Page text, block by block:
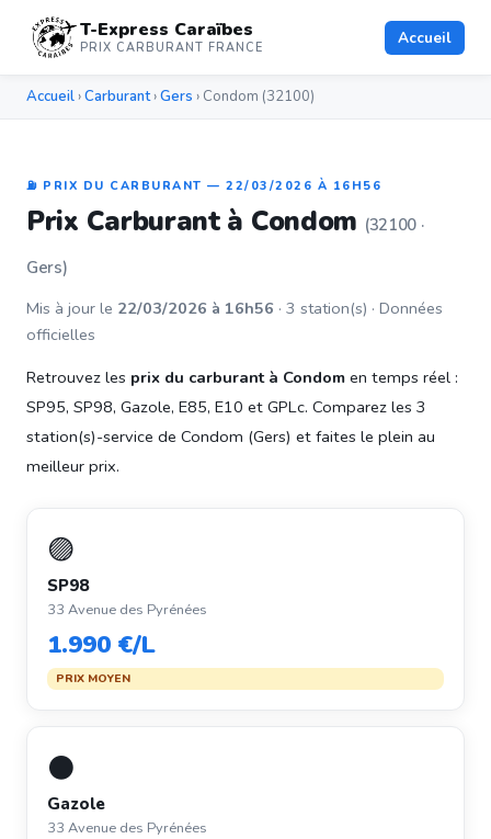
T-Express Caraïbes
PRIX CARBURANT FRANCE Accueil
Accueil ›Carburant›Gers › Condom (32100)
⛽ PRIX DU CARBURANT — 22/03/2026 À 16H56
Prix Carburant à Condom (32100 ·
Gers)
Mis à jour le 22/03/2026 à 16h56 · 3 station(s) · Données
officielles
Retrouvez les prix du carburant à Condom en temps réel :
SP95, SP98, Gazole, E85, E10 et GPLc. Comparez les 3
station(s)-service de Condom (Gers) et faites le plein au
meilleur prix.
🟣
SP98
33 Avenue des Pyrénées
1.990 €/L
PRIX MOYEN
⚫
Gazole
33 Avenue des Pyrénées